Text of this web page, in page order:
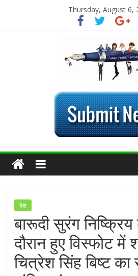
Thursday, August 6,
देश
बारूदी सुरंग
दौरान हुए विस्फोट में
चित्रेश सिंह बिष्‍ट का